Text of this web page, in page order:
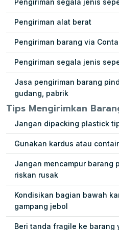
Pengiriman segala jenis
Pengiriman alat berat
Pengiriman barang via
Pengiriman segala jenis
Jasa pengiriman barang
gudang, pabrik
Tips Mengirimkan
Jangan dipacking plastick
Gunakan kardus atau
Jangan mencampur barang
riskan rusak
Kondisikan bagian bawah
gampang jebol
Beri tanda fragile ke barang